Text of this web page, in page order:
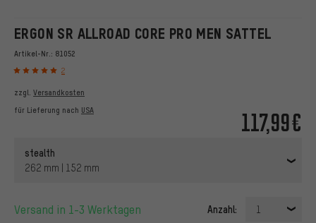
ERGON SR ALLROAD CORE PRO MEN SATTEL
Artikel-Nr.: 81052
2
117,99€
zzgl. Versandkosten
für Lieferung nach USA
stealth
262 mm | 152 mm
Versand in 1-3 Werktagen Anzahl: 1